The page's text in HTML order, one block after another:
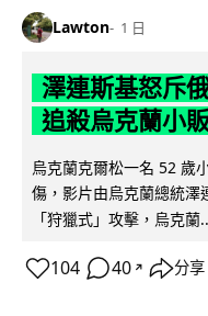
Lawton 1 日
澤連斯基怒斥
追殺烏克蘭小
烏克蘭克爾松一名 52 歲
傷，影片由烏克蘭總統澤
「狩獵式」攻擊，烏克蘭
104 40 ↗ 分享